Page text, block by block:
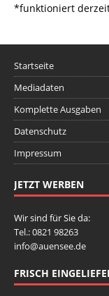
*funktioniert
Startseite
Mediadaten
Komplette Ausgaben
Datenschutz
Impressum
JETZT WERBEN
Wir sind für Sie da:
Tel.: 0821 98263
info@auensee.de
FRISCH